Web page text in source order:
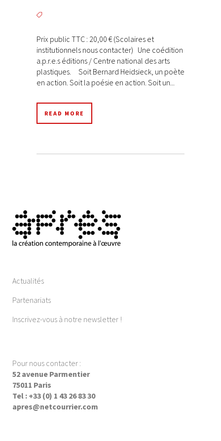
Prix public TTC : 20,00 € (Scolaires et
institutionnels nous contacter) Une coédition
a.p.r.e.s éditions / Centre national des arts
plastiques. Soit Bernard Heidsieck, un poète
en action. Soit la poésie en action. Soit un...
READ MORE
Actualités
Partenariats
Inscrivez-vous à notre newsletter !
Pour nous contacter :
52 avenue Parmentier
75011 Paris
Tel : +33 (0) 1 43 26 83 30
apres@netcourrier.com